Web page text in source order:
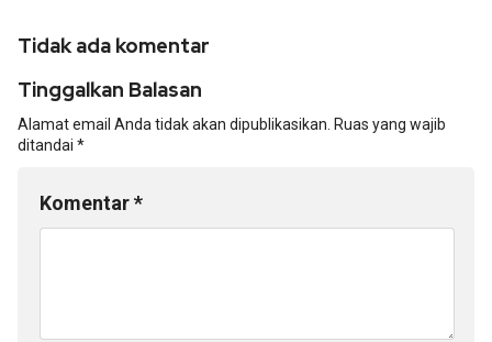
Tidak ada komentar
Tinggalkan Balasan
Alamat email Anda tidak akan dipublikasikan. Ruas yang wajib
ditandai *
Komentar*